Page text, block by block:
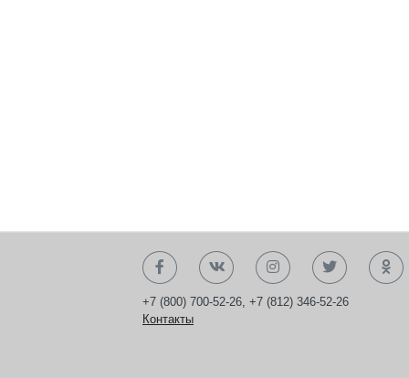
+7 (800) 700-52-26, +7 (812) 346-52-26
Контакты